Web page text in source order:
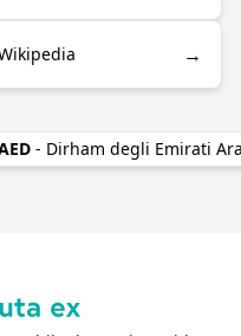
→
- Dirham degli Emirati